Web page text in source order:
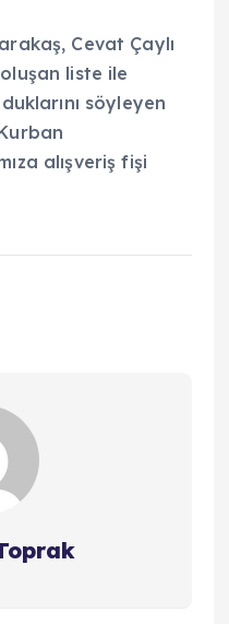
Cevat Çaylı
liste ile
söyleyen
alışveriş fişi